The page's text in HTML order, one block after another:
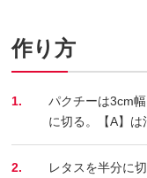
作り方
1.
パクチーは3cm
に切る。【A】は
2.
レタスを半分に